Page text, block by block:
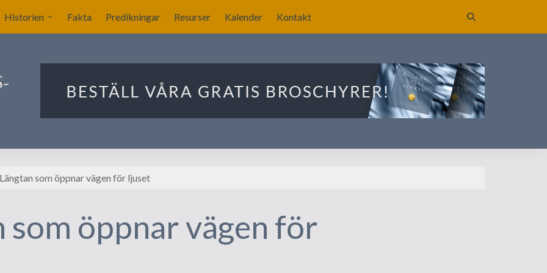
Historien
Sällskapet Nya Kyrkans
Nya försök att komma
Förslag på ritningar till
kyrkan i Stockholm
Fakta Predikningar Resurser Kalender Kontakt
Längtan som öppnar vägen för ljuset
som öppnar vägen för